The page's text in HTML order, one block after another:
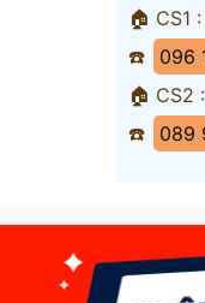
🏠 CS1
☎️
096
🏠 CS2
☎️
089